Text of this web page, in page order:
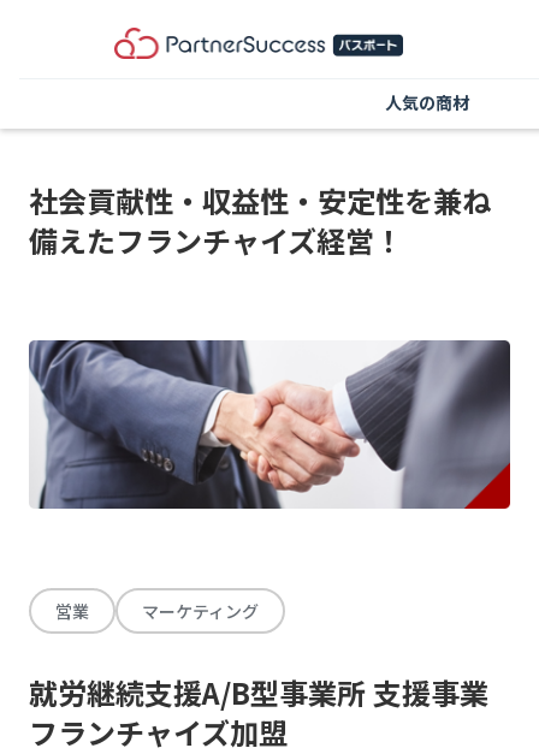
社会貢献性・収益性・安定性を兼ね
備えたフランチャイズ経営！
営業 マーケティング
就労継続支援A/B型事業所 支援事業
フランチャイズ加盟
人気の商材